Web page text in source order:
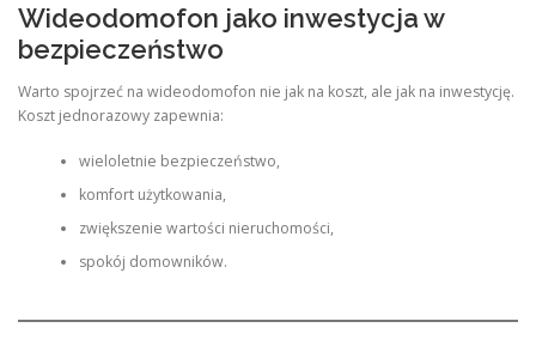
Wideodomofon jako inwestycja w
bezpieczeństwo
Warto spojrzeć na wideodomofon nie jak na koszt, ale jak na inwestycję.
Koszt jednorazowy zapewnia:
wieloletnie bezpieczeństwo,
komfort użytkowania,
zwiększenie wartości nieruchomości,
spokój domowników.